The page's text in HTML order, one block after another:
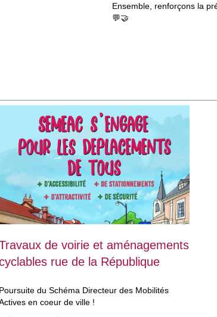
Ensemble, renforçons la
💬🤝
de voirie et aménagements
rue de la République
Poursuite du Schéma Directeur des Mobilités
en coeur de ville !